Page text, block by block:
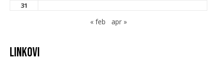
31
« feb apr »
Linkovi